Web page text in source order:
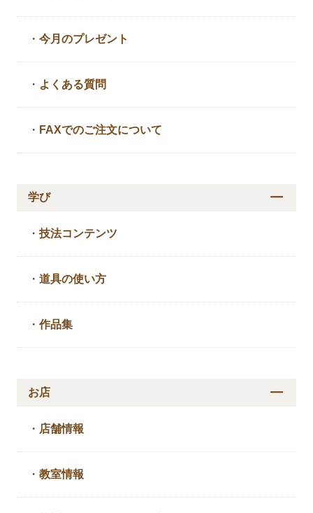
・今月のプレゼント
・ よくある質問
・ FAXでのご注文について
学び
・技法コンテンツ
・道具の使い方
・作品集
お店
・ 店舗情報
・教室情報